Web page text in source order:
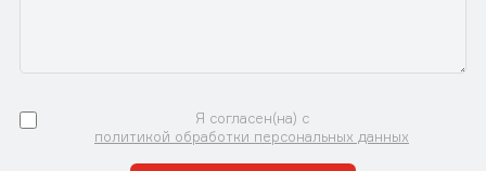
Я согласен(на) с
политикой обработки персональных данных